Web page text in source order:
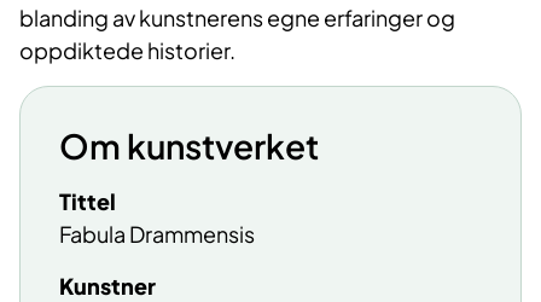
blanding av kunstnerens egne erfaringer og
oppdiktede historier.
Om kunstverket
Tittel
Fabula Drammensis
Kunstner